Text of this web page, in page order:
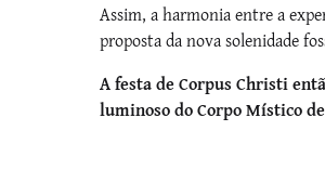
­Assim, a harmonia entre a
proposta da nova solenidade
A festa de Corpus Christi
luminoso do Corpo Místico